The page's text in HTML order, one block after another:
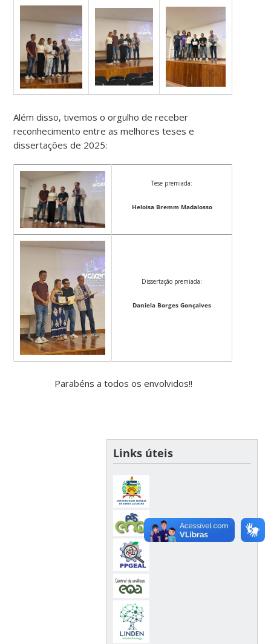
Além disso, tivemos o orgulho de receber
reconhecimento entre as melhores teses e
dissertações de 2025:
Tese premiada:
Heloisa Bremm Madalosso
Dissertação premiada:
Daniela Borges Gonçalves
Parabéns a todos os envolvidos!!
Links úteis